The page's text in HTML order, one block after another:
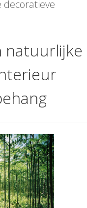
natuurlijke